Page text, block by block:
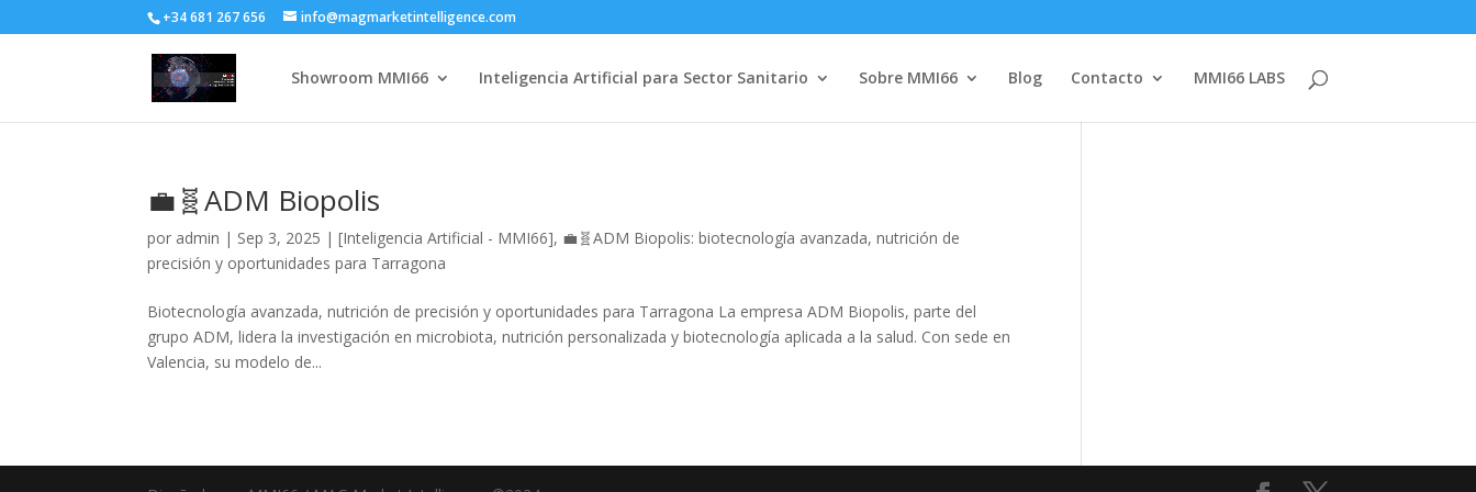
+34 681 267 656 info@magmarketintelligence.com
Showroom MMI66 Inteligencia Artificial para Sector Sanitario Sobre MMI66 Blog Contacto MMI66 LABS
💼🧬ADM Biopolis
por admin | Sep 3, 2025 |[Inteligencia Artificial - MMI66], 💼🧬ADM Biopolis: biotecnología avanzada, nutrición de
precisión y oportunidades para Tarragona
Biotecnología avanzada, nutrición de precisión y oportunidades para Tarragona La empresa ADM Biopolis, parte del
grupo ADM, lidera la investigación en microbiota, nutrición personalizada y biotecnología aplicada a la salud. Con sede en
Valencia, su modelo de...